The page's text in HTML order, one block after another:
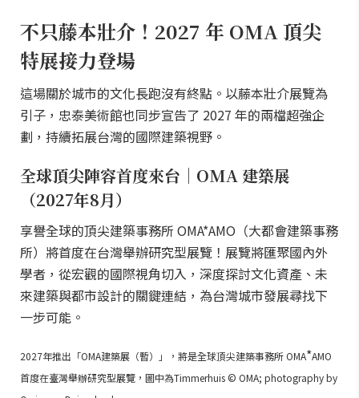
不只藤本壯介！2027 年 OMA 頂尖
特展接力登場
這場關於城市的文化長跑沒有終點。以藤本壯介展覽為
引子，忠泰美術館也同步宣告了 2027 年的兩檔超強企
劃，持續拓展台灣的國際建築視野。
全球頂尖陣容首度來台｜OMA 建築展
（2027年8月）
享譽全球的頂尖建築事務所 OMA*AMO（大都會建築事務
所）將首度在台灣舉辦研究型展覽！展覽將匯聚國內外
學者，從宏觀的國際視角切入，深度探討文化資產、未
來建築與都市設計的關鍵連結，為台灣城市發展尋找下
一步可能。
2027年推出「OMA建築展（暫）」，將是全球頂尖建築事務所 OMA*AMO
首度在臺灣舉辦研究型展覽，圖中為Timmerhuis © OMA; photography by